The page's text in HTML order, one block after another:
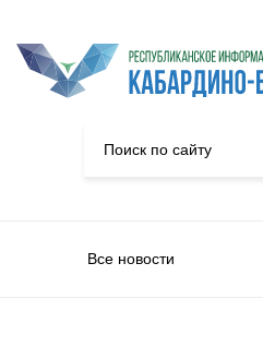
Все новости